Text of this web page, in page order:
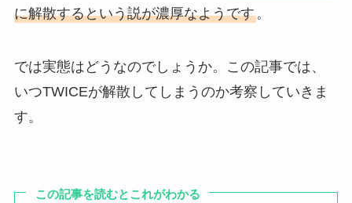
に解散するという説が濃厚なようです。
では実態はどうなのでしょうか。この記事では、
いつTWICEが解散してしまうのか考察していきま
す。
この記事を読むとこれがわかる